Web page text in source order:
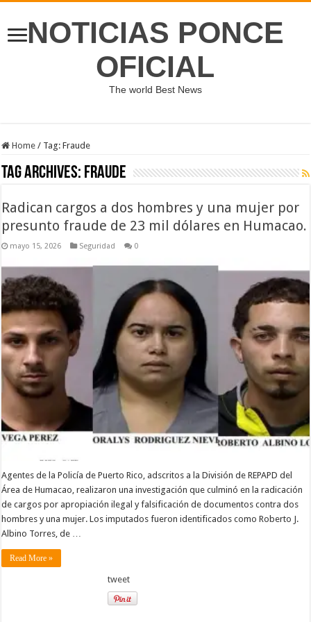
NOTICIAS PONCE
OFICIAL
The world Best News
Home / Tag:Fraude
Tag Archives: Fraude
Radican cargos a dos hombres y una mujer por
presunto fraude de 23 mil dólares en Humacao.
mayo 15, 2026 Seguridad 0
Agentes de la Policía de Puerto Rico, adscritos a la División de REPAPD del
Área de Humacao, realizaron una investigación que culminó en la radicación
de cargos por apropiación ilegal y falsificación de documentos contra dos
hombres y una mujer. Los imputados fueron identificados como Roberto J.
Albino Torres, de …
Read More »
tweet